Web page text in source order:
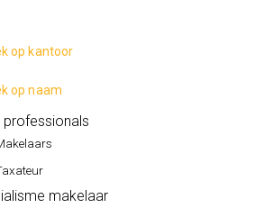
op kantoor
op naam
professionals
makelaar